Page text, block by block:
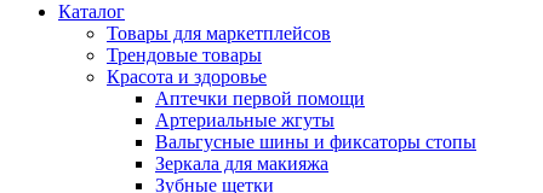
Каталог
Товары для маркетплейсов
Трендовые товары
Красота и здоровье
Аптечки первой помощи
Артериальные жгуты
Вальгусные шины и фиксаторы стопы
Зеркала для макияжа
Зубные щетки